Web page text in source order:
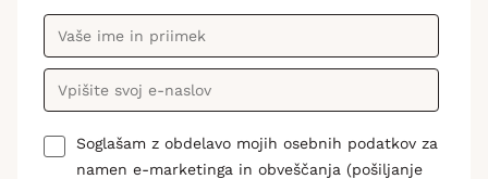
Soglašam z obdelavo mojih osebnih podatkov za
namen e-marketinga in obveščanja (pošiljanje